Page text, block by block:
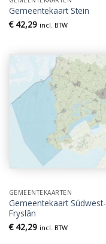
Gemeentekaart Stein
€42,29 incl. BTW
GEMEENTEKAARTEN
Gemeentekaart Súdwest-
Fryslân
€42,29 incl. BTW